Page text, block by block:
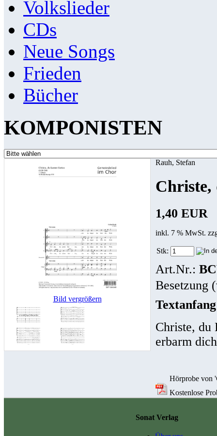
Volkslieder
CDs
Neue Songs
Frieden
Bücher
KOMPONISTEN
Bild vergrößern
Rauh, Stefan
Christe,
1,40 EUR
inkl. 7 % MwSt.
Stk:
Art.Nr.:
Besetzung
Christe, du
erbarm
Hörprobe von
Kostenlose
Sonat Verlag